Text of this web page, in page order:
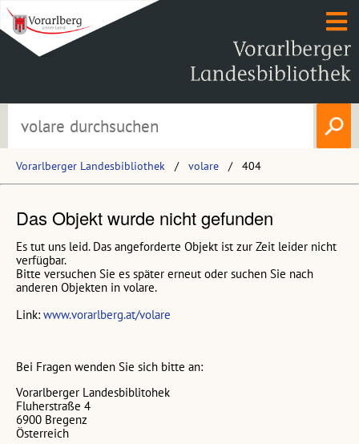
Vorarlberger Landesbibliothek volare 404
Das Objekt wurde nicht gefunden
Es tut uns leid. Das angeforderte Objekt ist zur Zeit leider nicht
verfügbar.
Bitte versuchen Sie es später erneut oder suchen Sie nach
anderen Objekten in volare.
Link: www.vorarlberg.at/volare
Bei Fragen wenden Sie sich bitte an:
Vorarlberger Landesbiblitohek
Fluherstraße 4
6900 Bregenz
Österreich